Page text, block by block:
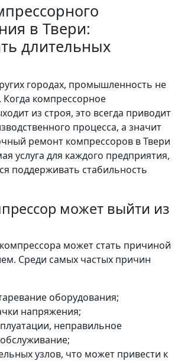
в Твери:
длительных
городах, промышленность не
Когда компрессорное
из строя, это всегда приводит
процесса, а значит
ремонт компрессоров в Твери
услуга для каждого предприятия,
поддерживать стабильность
может выйти из
может стать причиной
Среди самых частых причин
оборудования;
напряжения;
неправильное
узлов, что может привести к